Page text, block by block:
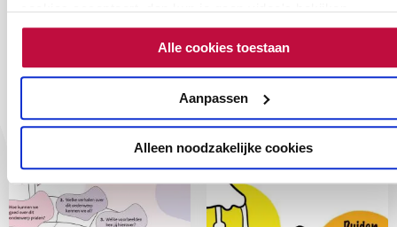
cookies accepteert, dan kun je geen video's bekijken.
Alle cookies toestaan
Aanpassen
Alleen noodzakelijke cookies
Soortgelijke
producten